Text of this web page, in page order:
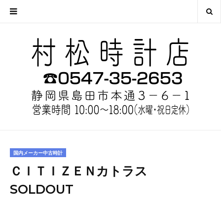
国内メーカー中古時計
ＣＩＴＩＺＥＮカトラス
SOLDOUT